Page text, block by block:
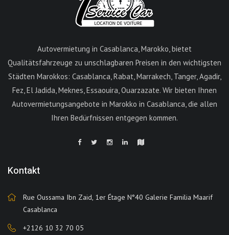
Autovermietung in Casablanca, Marokko, bietet
Qualitätsfahrzeuge zu unschlagbaren Preisen in den wichtigsten
Städten Marokkos: Casablanca, Rabat, Marrakech, Tanger, Agadir,
Fez, El Jadida, Meknes, Essaouira, Ouarzazate. Wir bieten Ihnen
Autovermietungsangebote in Marokko in Casablanca, die allen
Ihren Bedürfnissen entgegen kommen.
Kontakt
Rue Oussama Ibn Zaid, 1er Étage N°40 Galerie Familia Maarif
Casablanca
+2126 10 32 70 05